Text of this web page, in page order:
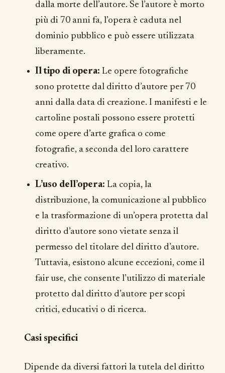
dalla morte dell’autore. Se l’autore è morto
più di 70 anni fa, l’opera è caduta nel
dominio pubblico e può essere utilizzata
liberamente.
Il tipo di opera: Le opere fotografiche
sono protette dal diritto d’autore per 70
anni dalla data di creazione. I manifesti e le
cartoline postali possono essere protetti
come opere d’arte grafica o come
fotografie, a seconda del loro carattere
creativo.
L’uso dell’opera: La copia, la
distribuzione, la comunicazione al pubblico
e la trasformazione di un’opera protetta dal
diritto d’autore sono vietate senza il
permesso del titolare del diritto d’autore.
Tuttavia, esistono alcune eccezioni, come il
fair use, che consente l’utilizzo di materiale
protetto dal diritto d’autore per scopi
critici, educativi o di ricerca.
Casi specifici
Dipende da diversi fattori la tutela del diritto